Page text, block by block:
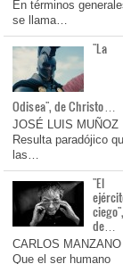
En términos
se llama…
"La
Odisea", de Christo…
JOSÉ LUIS MUÑOZ
Resulta paradójico
las…
"El
de…
CARLOS MANZANO
Que el ser humano